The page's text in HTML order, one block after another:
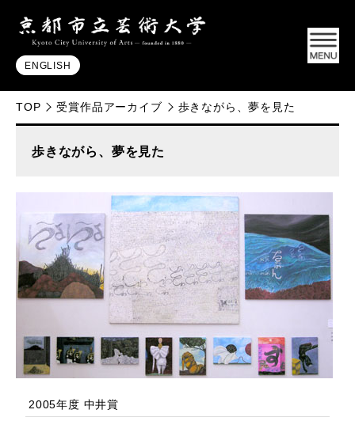
ENGLISH
TOP 受賞作品アーカイブ 歩きながら、夢を見た
歩きながら、夢を見た
2005年度 中井賞